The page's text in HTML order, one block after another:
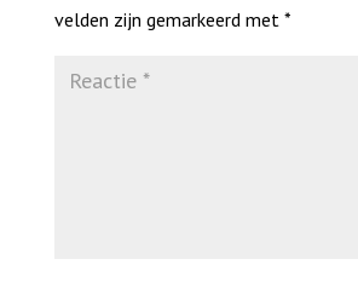
velden zijn gemarkeerd met *